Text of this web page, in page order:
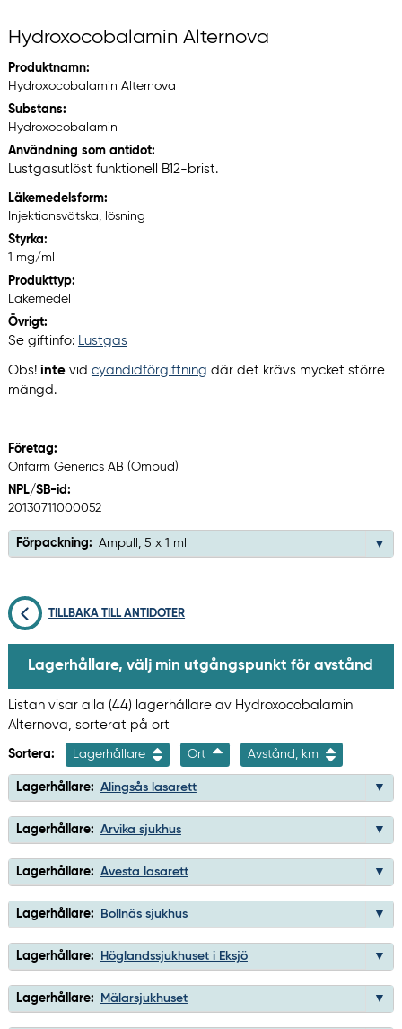
Hydroxocobalamin Alternova
Produktnamn:
Hydroxocobalamin Alternova
Substans:
Hydroxocobalamin
Användning som antidot:
Lustgasutlöst funktionell B12-brist.
Läkemedelsform:
Injektionsvätska, lösning
Styrka:
1 mg/ml
Produkttyp:
Läkemedel
Övrigt:
Se giftinfo: Lustgas
Obs! intevid cyandidförgiftning där det krävs mycket större
mängd.
Företag:
Orifarm Generics AB (Ombud)
NPL/SB-id:
20130711000052
Förpackning: Ampull, 5 x 1 ml
TILLBAKA TILL ANTIDOTER
Lagerhållare, välj min utgångspunkt för avstånd
Listan visar alla (44) lagerhållare av Hydroxocobalamin
Alternova, sorterat på ort
Sortera: Lagerhållare Ort Avstånd, km
Lagerhållare: Alingsås lasarett
Lagerhållare: Arvika sjukhus
Lagerhållare: Avesta lasarett
Lagerhållare: Bollnäs sjukhus
Lagerhållare: Höglandssjukhuset i Eksjö
Lagerhållare: Mälarsjukhuset